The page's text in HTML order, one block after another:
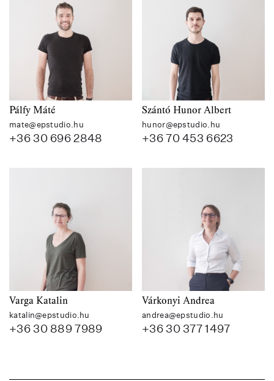
Pálfy Máté
mate@epstudio.hu
+36 30 696 2848
Szántó Hunor Albert
hunor@epstudio.hu
+36 70 453 6623
Varga Katalin
katalin@epstudio.hu
+36 30 889 7989
Várkonyi Andrea
andrea@epstudio.hu
+36 30 377 1497